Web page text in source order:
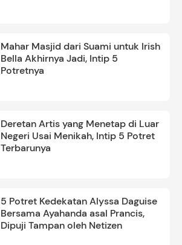
Mahar Masjid dari Suami untuk Irish
Bella Akhirnya Jadi, Intip 5
Potretnya
Deretan Artis yang Menetap di Luar
Negeri Usai Menikah, Intip 5 Potret
Terbarunya
5 Potret Kedekatan Alyssa Daguise
Bersama Ayahanda asal Prancis,
Dipuji Tampan oleh Netizen